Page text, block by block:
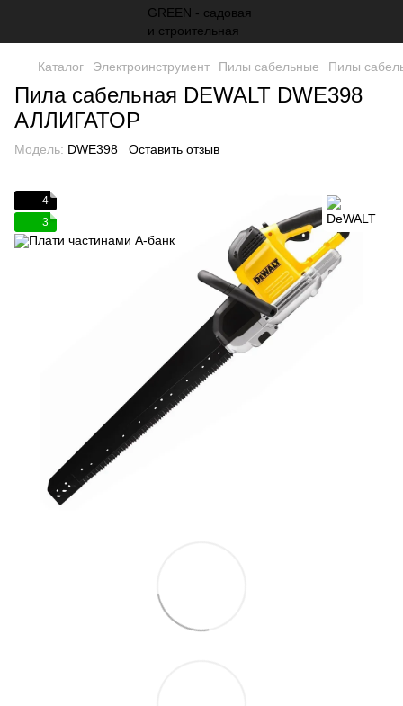
Каталог Электроинструмент Пилы сабельные Пилы
Пила сабельная DEWALT DWE398
АЛЛИГАТОР
Модель: DWE398 Оставить отзыв
4
3